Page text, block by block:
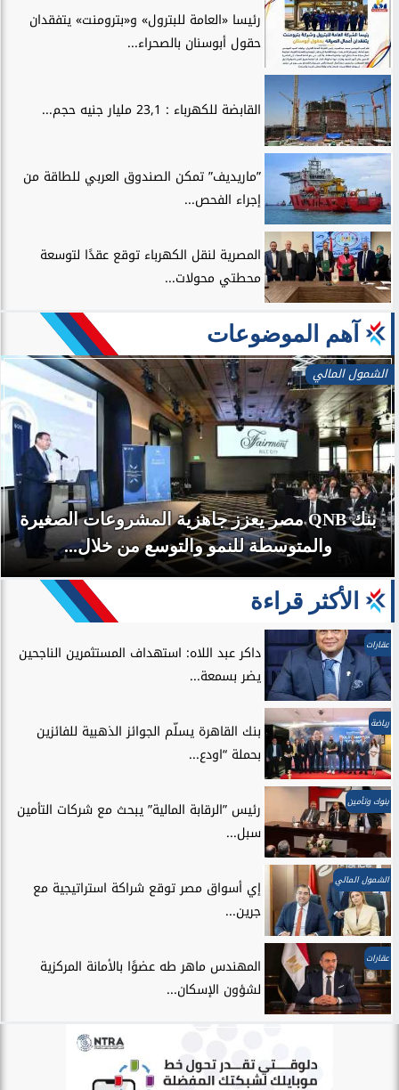
رئيسا «العامة للبترول» و«بترومنت» يتفقدان
حقول أبوسنان بالصحراء...
القابضة للكهرباء : 23,1 مليار جنيه حجم...
”ماريديف” تمكن الصندوق العربي للطاقة من
إجراء الفحص...
المصرية لنقل الكهرباء توقع عقدًا لتوسعة
محطتي محولات...
آهم الموضوعات
الشمول المالي
بنك QNB مصر يعزز جاهزية المشروعات الصغيرة
والمتوسطة للنمو والتوسع من خلال...
الأكثر قراءة
عقارات
داكر عبد اللاه: استهداف المستثمرين الناجحين
يضر بسمعة...
رياضة
بنك القاهرة يسلّم الجوائز الذهبية للفائزين
بحملة “اودع...
بنوك وتأمين
رئيس ”الرقابة المالية” يبحث مع شركات التأمين
سبل...
الشمول المالي
إي أسواق مصر توقع شراكة استراتيجية مع
جرين...
عقارات
المهندس ماهر طه عضوًا بالأمانة المركزية
لشؤون الإسكان...